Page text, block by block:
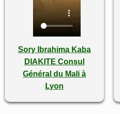
Sory Ibrahima Kaba
DIAKITE Consul
Général du Mali à
Lyon